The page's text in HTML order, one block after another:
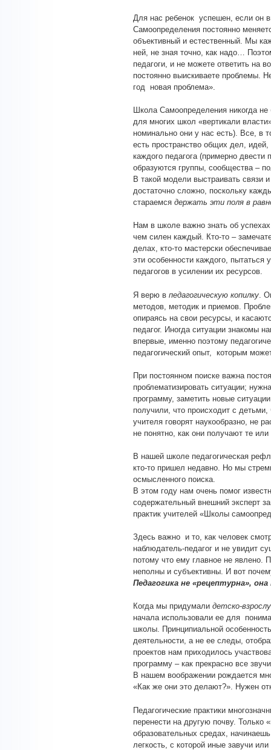
Для нас ребенок успешен, если он
Самоопределения постоянно
объективный и естественный. Мы
ней, не зная точно, как надо…
педагоги, и не можете ответить на
постоянно выискиваете проблемы.
год новая проблема».
Школа Самоопределения никогда не
для многих школ «вертикали
номинально они у нас есть). Все, в
есть пространство общих дел,
каждого педагога (примерно двести
образуются группы, сообщества –
В такой модели выстраивать связи
достаточно сложно, поскольку
стараемся держать эти поля в
Нам в школе важно знать об
чем силен каждый. Кто-то –
делах, кто-то мастерски
эти особенности каждого, пытаться
педагогов в усилении их ресурсов.
Я верю в педагогическую копилку .
методов, методик и приемов.
опираясь на свои ресурсы, и
педагог. Иногда ситуации знакомы
впервые, именно поэтому
педагогический опыт, которым
При постоянном поиске важна
проблематизировать ситуации;
программу, заметить новые
получили, что происходит с
учителя говорят наукообразно, не
не понятно, как они получают те
В нашей школе педагогическая
кто-то пришел недавно. Но мы
осмысленного поиска.
В этом году нам очень помог
содержательный внешний эксперт
практик учителей «Школы
Здесь важно и то, как человек
наблюдатель-педагог и не увидит
потому что ему главное не явлено.
неполны и субъективны. И вот
Педагогика не «рецептурна»,
Когда мы придумали детско-
начала использовали ее для
школы. Принципиальной
деятельности, а не ее следы,
проектов нам приходилось
программу – как прекрасно все
В нашем воображении рождается
«Как же они это делают?». Нужен
Педагогические практики
перенести на другую почву. Только
образовательных средах,
легкость, с которой иные завучи